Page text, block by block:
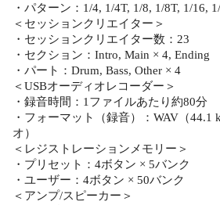
・パターン：1/4, 1/4T, 1/8, 1/8T, 1/16,
＜セッションクリエイター＞
・セッションクリエイター数：23
・セクション：Intro, Main × 4, Ending
・パート：Drum, Bass, Other × 4
＜USBオーディオレコーダー＞
・録音時間：1ファイルあたり約80分
・フォーマット（録音）：WAV（44.1
オ）
＜レジストレーションメモリー＞
・プリセット：4ボタン × 5バンク
・ユーザー：4ボタン × 50バンク
＜アンプ/スピーカー＞